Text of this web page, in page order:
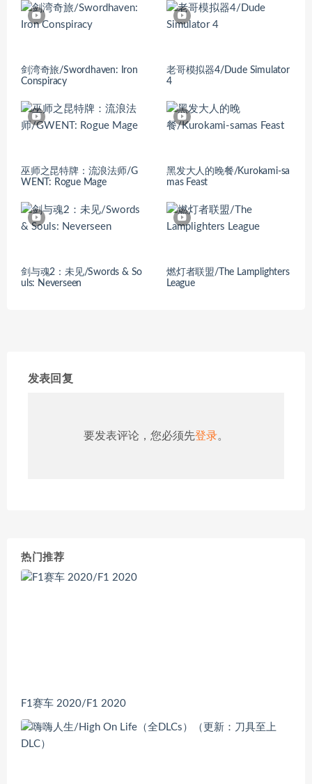
剑湾奇旅/Swordhaven: Iron
Conspiracy
老哥模拟器4/Dude Simulator
4
巫师之昆特牌：流浪法师/G
WENT: Rogue Mage
黑发大人的晚餐/Kurokami-sa
mas Feast
剑与魂2：未见/Swords & So
uls: Neverseen
燃灯者联盟/The Lamplighters
League
发表回复
要发表评论，您必须先登录。
热门推荐
F1赛车 2020/F1 2020